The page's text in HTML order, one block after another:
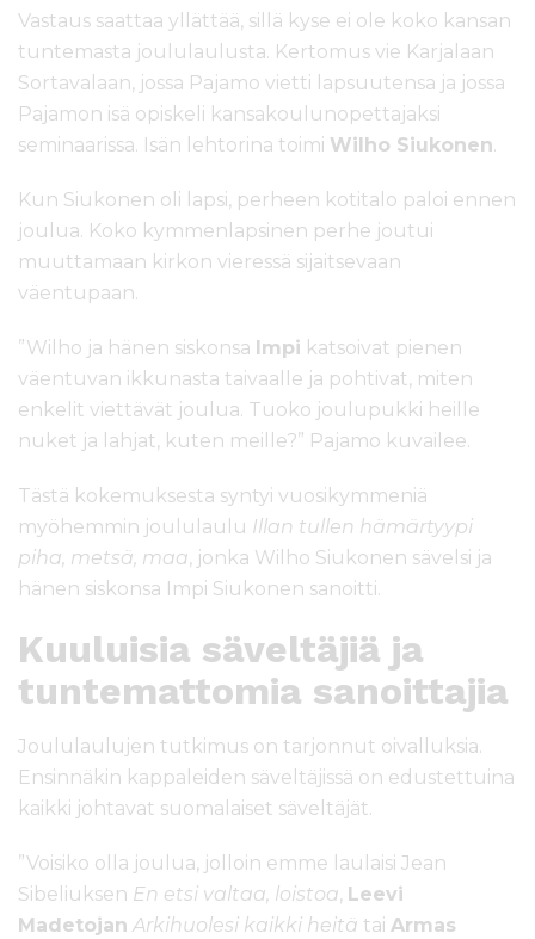
Vastaus saattaa yllättää, sillä kyse ei ole koko kansan
tuntemasta joululaulusta. Kertomus vie Karjalaan
Sortavalaan, jossa Pajamo vietti lapsuutensa ja jossa
Pajamon isä opiskeli kansakoulunopettajaksi
seminaarissa. Isän lehtorina toimi Wilho Siukonen.
Kun Siukonen oli lapsi, perheen kotitalo paloi ennen
joulua. Koko kymmenlapsinen perhe joutui
muuttamaan kirkon vieressä sijaitsevaan
väentupaan.
”Wilho ja hänen siskonsa Impi katsoivat pienen
väentuvan ikkunasta taivaalle ja pohtivat, miten
enkelit viettävät joulua. Tuoko joulupukki heille
nuket ja lahjat, kuten meille?” Pajamo kuvailee.
Tästä kokemuksesta syntyi vuosikymmeniä
myöhemmin joululaulu Illan tullen hämärtyypi
piha, metsä, maa, jonka Wilho Siukonen sävelsi ja
hänen siskonsa Impi Siukonen sanoitti.
Kuuluisia säveltäjiä ja
tuntemattomia sanoittajia
Joululaulujen tutkimus on tarjonnut oivalluksia.
Ensinnäkin kappaleiden säveltäjissä on edustettuina
kaikki johtavat suomalaiset säveltäjät.
”Voisiko olla joulua, jolloin emme laulaisi Jean
Sibeliuksen En etsi valtaa, loistoa, Leevi
Madetojan Arkihuolesi kaikki heitä tai Armas